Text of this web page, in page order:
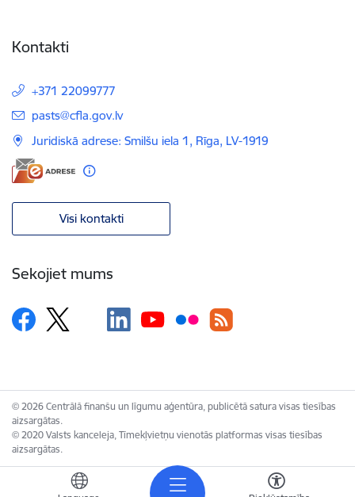
Kontakti
+371 22099777
E-pasts:
pasts@cfla.gov.lv
Juridiskā adrese: Smilšu iela 1, Rīga, LV-1919
Visi kontakti
Sekojiet mums
© 2026 Centrālā finanšu un līgumu aģentūra, publicētā satura visas tiesības
aizsargātas.
© 2020 Valsts kanceleja, Tīmekļvietņu vienotās platformas visas tiesības
aizsargātas.